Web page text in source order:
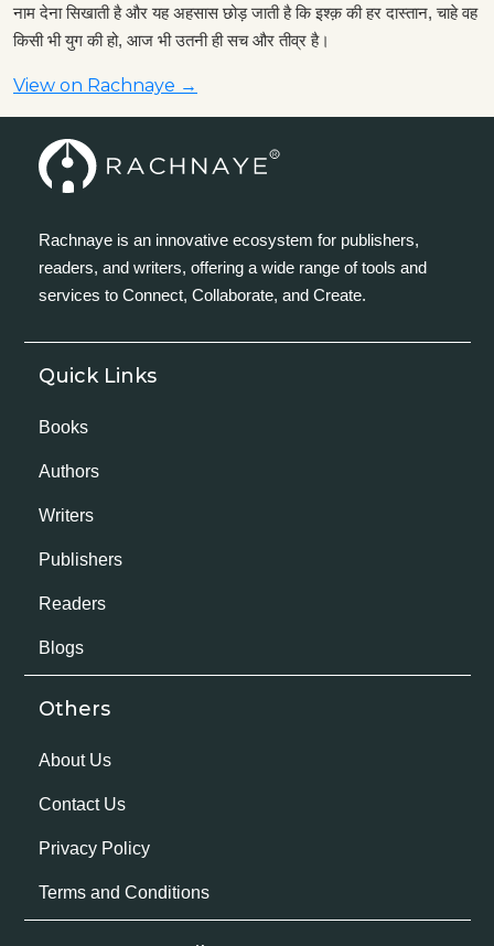
नाम देना सिखाती है और यह अहसास छोड़ जाती है कि इश्क़ की हर दास्तान, चाहे वह
किसी भी युग की हो, आज भी उतनी ही सच और तीव्र है।
View on Rachnaye →
Rachnaye is an innovative ecosystem for publishers,
readers, and writers, offering a wide range of tools and
services to Connect, Collaborate, and Create.
Quick Links
Books
Authors
Writers
Publishers
Readers
Blogs
Others
About Us
Contact Us
Privacy Policy
Terms and Conditions